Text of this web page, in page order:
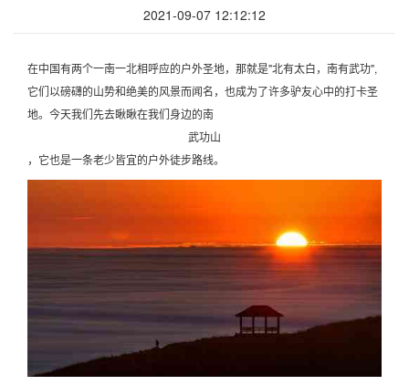
2021-09-07 12:12:12
在中国有两个一南一北相呼应的户外圣地，那就是"北有太白，南有武功",
它们以磅礴的山势和绝美的风景而闻名，也成为了许多驴友心中的打卡圣
地。今天我们先去瞅瞅在我们身边的南
武功山
，它也是一条老少皆宜的户外徒步路线。